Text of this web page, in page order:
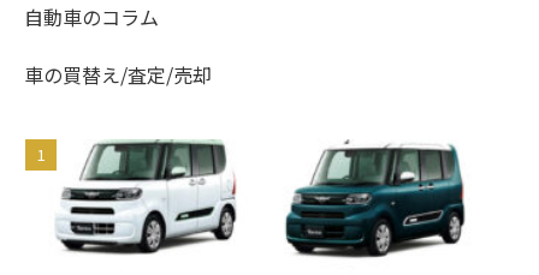
自動車のコラム
車の買替え/査定/売却